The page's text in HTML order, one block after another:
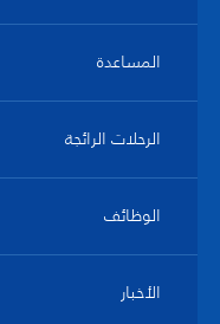
المساعدة
الرحلات الرائجة
الوظائف
الأخبار